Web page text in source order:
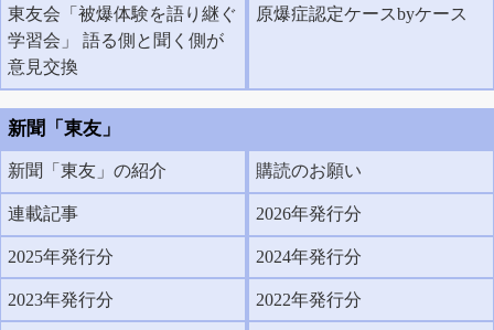
東友会「被爆体験を語り継ぐ
学習会」 語る側と聞く側が
意見交換
原爆症認定ケースbyケース
新聞「東友」
新聞「東友」の紹介 購読のお願い
連載記事 2026年発行分
2025年発行分 2024年発行分
2023年発行分 2022年発行分